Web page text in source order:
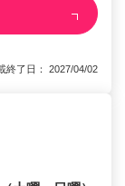
了日： 2027/04/02